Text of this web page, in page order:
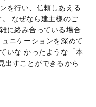
を行い、信頼しあえる
なぜなら建主様のご
に絡み合っている場合
ニケーションを深めて
いな かったような「本
出すことができるから